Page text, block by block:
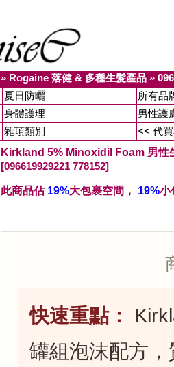
» Rogaine 落健 & 多種生髮產品 »
夏日防曬
所有品
身體護理
男性護
雜項類別
<< 代
Kirkland 5% Minoxidil Foam 男性
[096619929221 778152]
此商品佔 19%大包裹空間， 19%小
快速重點：
罐組泡沫配方